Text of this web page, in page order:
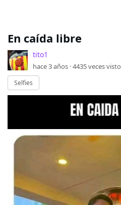
En caída libre
tito1
hace 3 años ·4435veces visto
Selfies